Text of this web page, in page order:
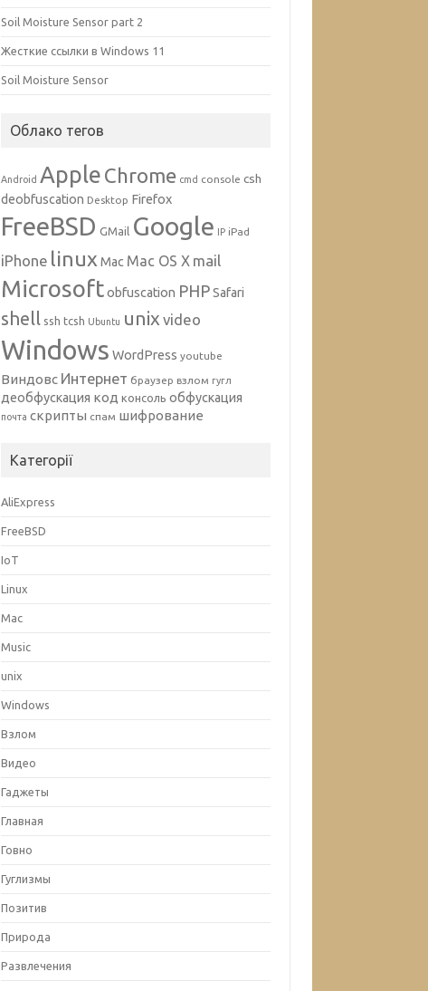
Soil Moisture Sensor part 2
Жесткие ссылки в Windows 11
Soil Moisture Sensor
Облако тегов
Android Apple Chrome cmd console csh
deobfuscation Desktop Firefox
FreeBSD GMail Google IP iPad
iPhone linux Mac Mac OS X mail
Microsoft obfuscation PHP Safari
shell ssh tcsh Ubuntu unix video
Windows WordPress youtube
Виндовс Интернет браузер взлом гугл
деобфускация код консоль обфускация
почта скрипты спам шифрование
Категорії
AliExpress
FreeBSD
IoT
Linux
Mac
Music
unix
Windows
Взлом
Видео
Гаджеты
Главная
Говно
Гуглизмы
Позитив
Природа
Развлечения